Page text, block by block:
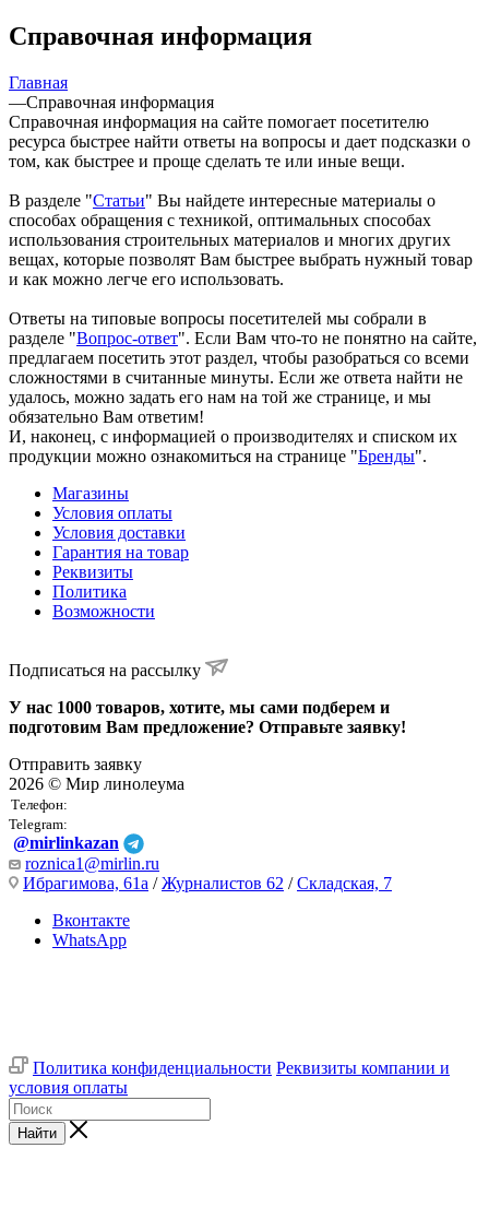
Справочная информация
Главная
—Справочная информация
Справочная информация на сайте помогает посетителю
ресурса быстрее найти ответы на вопросы и дает подсказки о
том, как быстрее и проще сделать те или иные вещи.
В разделе "Статьи" Вы найдете интересные материалы о
способах обращения с техникой, оптимальных способах
использования строительных материалов и многих других
вещах, которые позволят Вам быстрее выбрать нужный товар
и как можно легче его использовать.
Ответы на типовые вопросы посетителей мы собрали в
разделе "Вопрос-ответ". Если Вам что-то не понятно на сайте,
предлагаем посетить этот раздел, чтобы разобраться со всеми
сложностями в считанные минуты. Если же ответа найти не
удалось, можно задать его нам на той же странице, и мы
обязательно Вам ответим!
И, наконец, с информацией о производителях и списком их
продукции можно ознакомиться на странице "Бренды".
Магазины
Условия оплаты
Условия доставки
Гарантия на товар
Реквизиты
Политика
Возможности
Подписаться на рассылку
У нас 1000 товаров, хотите, мы сами подберем и
подготовим Вам предложение? Отправьте заявку!
Отправить заявку
2026 © Мир линолеума
Телефон:
Telegram:
@mirlinkazan
roznica1@mirlin.ru
Ибрагимова, 61а /Журналистов 62 /Складская, 7
Вконтакте
WhatsApp
Политика конфиденциальности Реквизиты компании и
условия оплаты
Найти